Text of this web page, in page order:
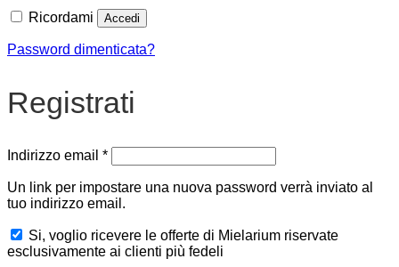
Ricordami Accedi
Password dimenticata?
Registrati
Indirizzo email *Richiesto
Un link per impostare una nuova password verrà inviato al
tuo indirizzo email.
Si, voglio ricevere le offerte di Mielarium riservate
esclusivamente ai clienti più fedeli